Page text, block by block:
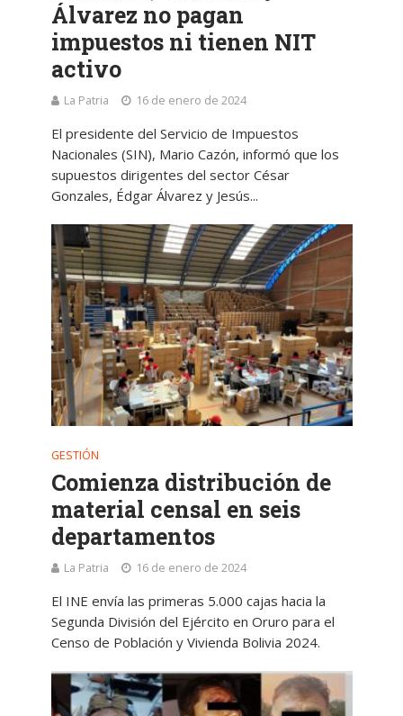
Álvarez no pagan
impuestos ni tienen NIT
activo
La Patria 16 de enero de 2024
El presidente del Servicio de Impuestos
Nacionales (SIN), Mario Cazón, informó que los
supuestos dirigentes del sector César
Gonzales, Édgar Álvarez y Jesús...
GESTIÓN
Comienza distribución de
material censal en seis
departamentos
La Patria 16 de enero de 2024
El INE envía las primeras 5.000 cajas hacia la
Segunda División del Ejército en Oruro para el
Censo de Población y Vivienda Bolivia 2024.